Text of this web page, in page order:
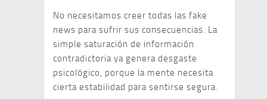
No necesitamos creer todas las fake
news para sufrir sus consecuencias. La
simple saturación de información
contradictoria ya genera desgaste
psicológico, porque la mente necesita
cierta estabilidad para sentirse segura.